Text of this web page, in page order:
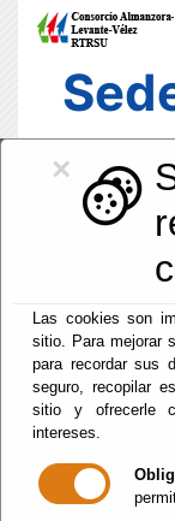
×
Las cookies son
sitio. Para mejorar
para recordar sus
seguro, recopilar
sitio y ofrecerle
intereses.